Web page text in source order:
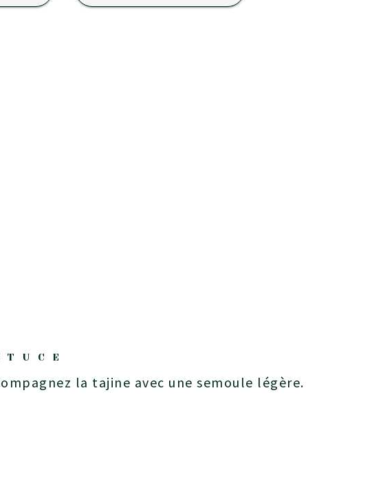
la tajine avec une semoule légère.